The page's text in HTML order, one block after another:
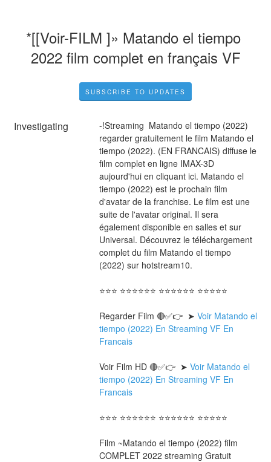
*[[Voir-FILM ]» Matando el tiempo
2022 film complet en français VF
SUBSCRIBE TO UPDATES
Investigating
-!Streaming  Matando el tiempo (2022)
regarder gratuitement le film Matando el
tiempo (2022). (EN FRANCAIS) diffuse le
film complet en ligne IMAX-3D
aujourd'hui en cliquant ici. Matando el
tiempo (2022) est le prochain film
d'avatar de la franchise. Le film est une
suite de l'avatar original. Il sera
également disponible en salles et sur
Universal. Découvrez le téléchargement
complet du film Matando el tiempo
(2022) sur hotstream10.
⭐⭐⭐ ⭐⭐⭐⭐⭐⭐ ⭐⭐⭐⭐⭐⭐ ⭐⭐⭐⭐⭐
Regarder Film 🔴✅👉  ➤ Voir Matando el
tiempo (2022) En Streaming VF En
Francais
Voir Film HD 🔴✅👉  ➤ Voir Matando el
tiempo (2022) En Streaming VF En
Francais
⭐⭐⭐ ⭐⭐⭐⭐⭐⭐ ⭐⭐⭐⭐⭐⭐ ⭐⭐⭐⭐⭐
Film ~Matando el tiempo (2022) film
COMPLET 2022 streaming Gratuit